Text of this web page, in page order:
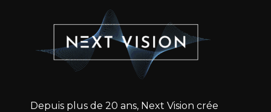
Depuis plus de 20 ans, Next Vision crée